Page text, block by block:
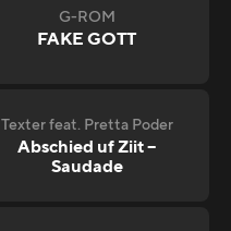
G-ROM
FAKE GOTT
Texter feat. Pretta Poder
Abschied uf Ziit –
Saudade